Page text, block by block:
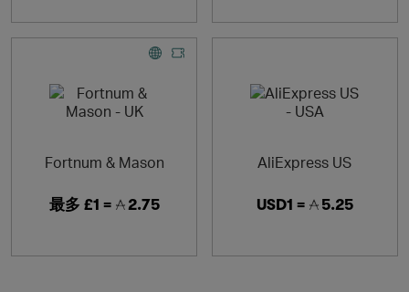
Fortnum & Mason
最多 £1 = 2.75
AliExpress US
USD1 = 5.25